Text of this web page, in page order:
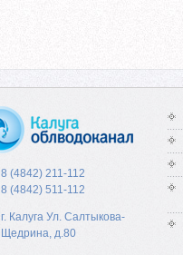
8 (4842) 211-112
8 (4842) 511-112
г. Калуга Ул. Салтыкова-
Щедрина, д.80